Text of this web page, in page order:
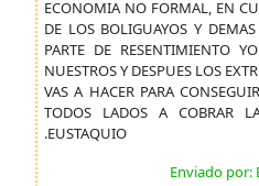
ECONOMIA NO FORMAL, EN
DE LOS BOLIGUAYOS Y
PARTE DE RESENTIMIENTO
NUESTROS Y DESPUES LOS
VAS A HACER PARA
TODOS LADOS A COBRAR
.EUSTAQUIO
Enviado por: